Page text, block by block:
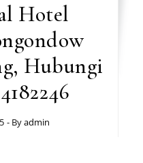
Hotel
Hubungi
- Byadmin